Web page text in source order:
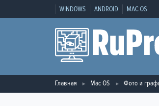
WINDOWS ANDROID MAC OS
Главная Mac OS Фото и